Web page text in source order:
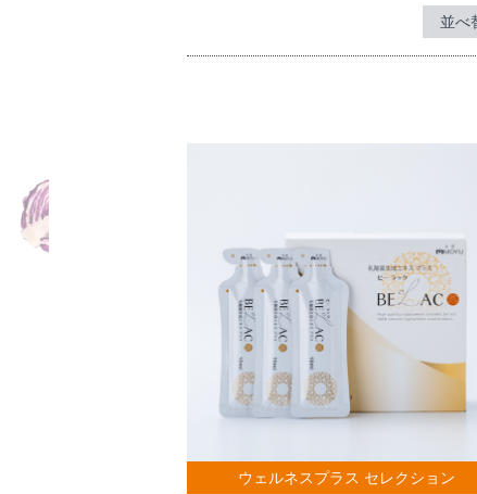
ウェルネスプラス セレクション